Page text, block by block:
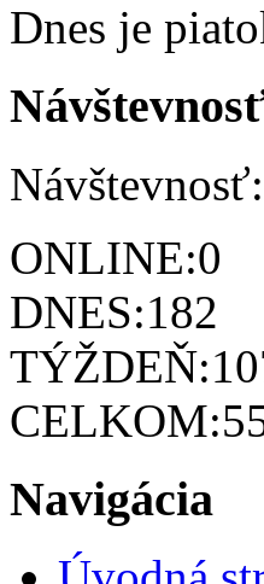
Dnes je
Návštevnosť:
ONLINE:0
DNES:182
TÝŽDEŇ:
CELKOM:
Navigácia